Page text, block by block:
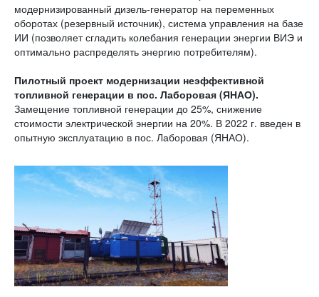
модернизированный дизель-генератор на переменных
оборотах (резервный источник), система управления на базе
ИИ (позволяет сгладить колебания генерации энергии ВИЭ и
оптимально распределять энергию потребителям).
Пилотный проект модернизации неэффективной
топливной генерации в пос. Лаборовая (ЯНАО).
Замещение топливной генерации до 25%, снижение
стоимости электрической энергии на 20%. В 2022 г. введен в
опытную эксплуатацию в пос. Лаборовая (ЯНАО).